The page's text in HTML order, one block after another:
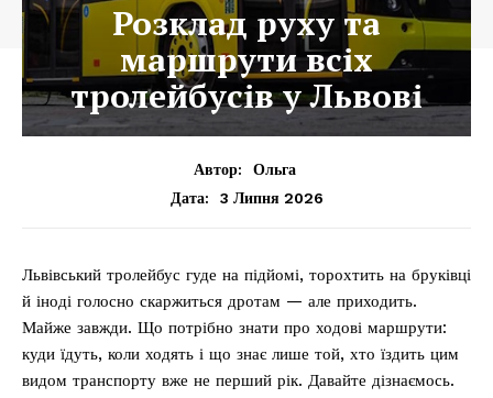
Розклад руху та
маршрути всіх
тролейбусів у Львові
Автор:
Ольга
Дата:
3 Липня 2026
Львівський тролейбус гуде на підйомі, торохтить на бруківці
й іноді голосно скаржиться дротам — але приходить.
Майже завжди. Що потрібно знати про ходові маршрути:
куди їдуть, коли ходять і що знає лише той, хто їздить цим
видом транспорту вже не перший рік. Давайте дізнаємось.